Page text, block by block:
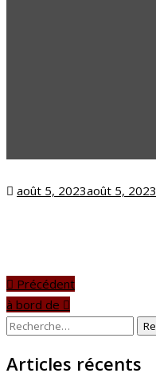
Posted
août 5, 2023août 5, 2023
Précédent
à bord de
Rechercher :
Articles récents